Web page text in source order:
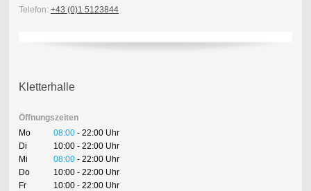
Telefon: +43 (0)1 5123844
Kletterhalle
Öffnungszeiten
Mo
08:00 - 22:00 Uhr
Di
10:00 - 22:00 Uhr
Mi
08:00 - 22:00 Uhr
Do
10:00 - 22:00 Uhr
Fr
10:00 - 22:00 Uhr